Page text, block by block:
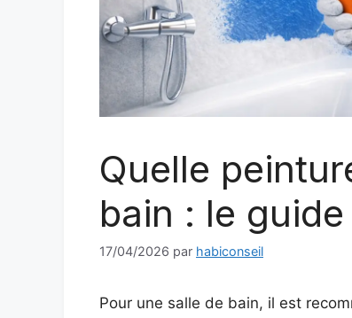
Quelle
bain : le
17/04/2026 par habiconseil
Pour une salle de bain, il est